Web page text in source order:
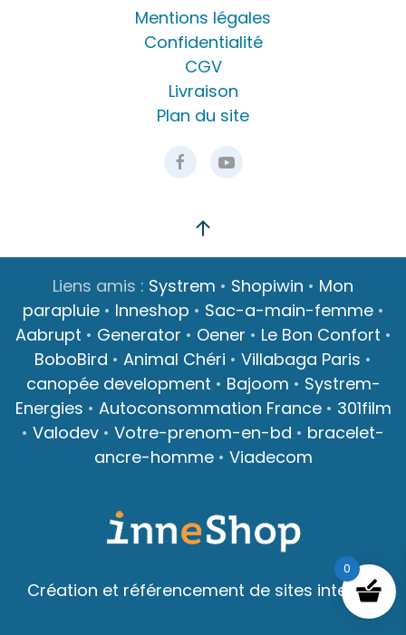
Mentions légales
Confidentialité
CGV
Livraison
Plan du site
Liens amis : Systrem • Shopiwin • Mon
parapluie• Inneshop • Sac-a-main-femme•
Aabrupt • Generator • Oener • Le Bon Confort •
BoboBird • Animal Chéri • Villabaga Paris •
canopée development • Bajoom • Systrem-
Energies • Autoconsommation France• 301film
• Valodev • Votre-prenom-en-bd • bracelet-
ancre-homme• Viadecom
0
Création et référencement de sites internet